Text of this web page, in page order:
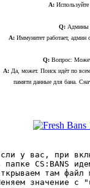
A:
Q: Админы
A: Иммунитет работает, админ
Q: Вопрос:
A: Да, может. Поиск идёт по
памяти данные для бана.
у вас, при
папке CS:BANS
там
значение